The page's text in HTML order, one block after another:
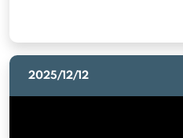
2025/12/12